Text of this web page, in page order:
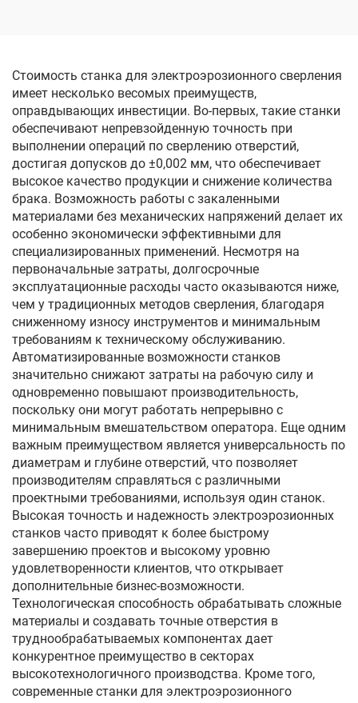
Стоимость станка для электроэрозионного сверления
имеет несколько весомых преимуществ,
оправдывающих инвестиции. Во-первых, такие станки
обеспечивают непревзойденную точность при
выполнении операций по сверлению отверстий,
достигая допусков до ±0,002 мм, что обеспечивает
высокое качество продукции и снижение количества
брака. Возможность работы с закаленными
материалами без механических напряжений делает их
особенно экономически эффективными для
специализированных применений. Несмотря на
первоначальные затраты, долгосрочные
эксплуатационные расходы часто оказываются ниже,
чем у традиционных методов сверления, благодаря
сниженному износу инструментов и минимальным
требованиям к техническому обслуживанию.
Автоматизированные возможности станков
значительно снижают затраты на рабочую силу и
одновременно повышают производительность,
поскольку они могут работать непрерывно с
минимальным вмешательством оператора. Еще одним
важным преимуществом является универсальность по
диаметрам и глубине отверстий, что позволяет
производителям справляться с различными
проектными требованиями, используя один станок.
Высокая точность и надежность электроэрозионных
станков часто приводят к более быстрому
завершению проектов и высокому уровню
удовлетворенности клиентов, что открывает
дополнительные бизнес-возможности.
Технологическая способность обрабатывать сложные
материалы и создавать точные отверстия в
труднообрабатываемых компонентах дает
конкурентное преимущество в секторах
высокотехнологичного производства. Кроме того,
современные станки для электроэрозионного